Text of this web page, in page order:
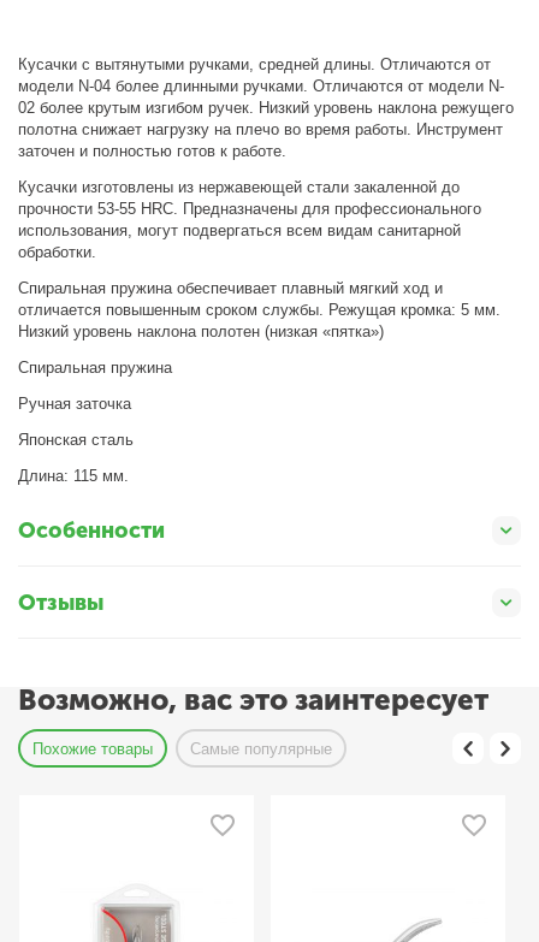
Кусачки с вытянутыми ручками, средней длины. Отличаются от
модели N-04 более длинными ручками. Отличаются от модели N-
02 более крутым изгибом ручек. Низкий уровень наклона режущего
полотна снижает нагрузку на плечо во время работы. Инструмент
заточен и полностью готов к работе.
Кусачки изготовлены из нержавеющей стали закаленной до
прочности 53-55 HRC. Предназначены для профессионального
использования, могут подвергаться всем видам санитарной
обработки.
Спиральная пружина обеспечивает плавный мягкий ход и
отличается повышенным сроком службы. Режущая кромка: 5 мм.
Низкий уровень наклона полотен (низкая «пятка»)
Спиральная пружина
Ручная заточка
Японская сталь
Длина: 115 мм.
Особенности
Отзывы
Возможно, вас это заинтересует
Похожие товары Самые популярные